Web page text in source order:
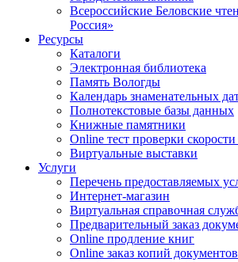
Всероссийские Беловские
Россия»
Ресурсы
Каталоги
Электронная библиотека
Память Вологды
Календарь знаменательных
Полнотекстовые базы данных
Книжные памятники
Online тест проверки
Виртуальные выставки
Услуги
Перечень предоставляемых
Интернет-магазин
Виртуальная справочная
Предварительный заказ
Online продление книг
Online заказ копий документов